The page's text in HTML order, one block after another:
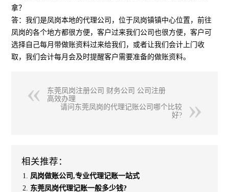
拿？
答：我们是凤岗本地的代理公司，位于凤岗镇镇中心位置，前往
凤岗的各个地方都很方便，客户过来我们公司也很方便，客户可
选择自己每月带做账资料过来给我们，或者让我们会计上门收
取，我们会计每月会及时提醒客户需要准备的做账资料。
东莞凤岗注册公司 财务公司 公司注册
高效办理
请问东莞凤岗的代理记账公司哪个比较
好?
相关推荐：
凤岗做账公司,专业代理记账一站式
东莞凤岗代理记账一般多少钱?